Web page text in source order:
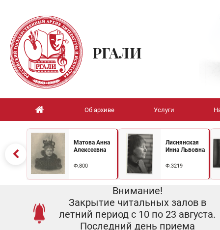
РГАЛИ
Об архиве Услуги
Матова Анна
Алексеевна
Ф.800
Лиснянская
Инна Львовна
Ф.3219
Внимание!
Закрытие читальных залов в
летний период с 10 по 23 августа.
Последний день приема